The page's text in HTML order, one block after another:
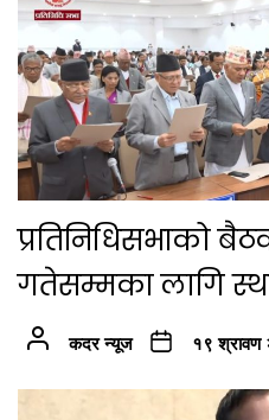
प्रतिनिधिसभाको
गतेसम्मका लागि
कदर न्यूज १९ श्रावण